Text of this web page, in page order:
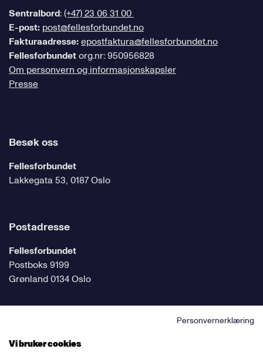
Sentralbord:(+47) 23 06 31 00
E-post: post@fellesforbundet.no
Fakturaadresse:epostfaktura@fellesforbundet.no
Fellesforbundetorg.nr: 950956828
Om personvern og informasjonskapsler
Presse
Besøk oss
Fellesforbundet
Lakkegata 53, 0187 Oslo
Postadresse
Fellesforbundet
Postboks 9199
Grønland 0134 Oslo
Følg oss på sosiale medier
Personvernerklæring
Vi bruker cookies